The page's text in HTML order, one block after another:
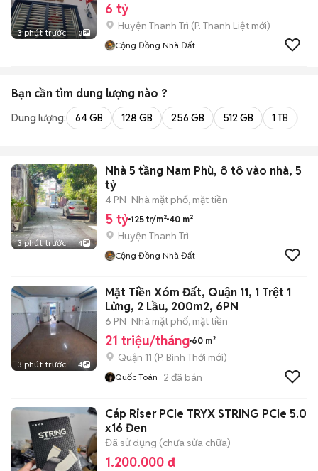
3 phút trước 3
6 tỷ
Huyện Thanh Trì (P. Thanh Liệt mới)
Cộng Đồng Nhà Đất
Bạn cần tìm dung lượng nào ?
Dung lượng: 64 GB 128 GB 256 GB 512 GB 1 TB
3 phút trước 4
Nhà 5 tầng Nam Phù, ô tô vào nhà, 5
tỷ
4 PN Nhà mặt phố, mặt tiền
5 tỷ 125 tr/m² 40 m²
Huyện Thanh Trì
Cộng Đồng Nhà Đất
3 phút trước 4
Mặt Tiền Xóm Đất, Quận 11, 1 Trệt 1
Lửng, 2 Lầu, 200m2, 6PN
6 PN Nhà mặt phố, mặt tiền
21 triệu/tháng 60 m²
Quận 11 (P. Bình Thới mới)
Quốc Toán 2 đã bán
Cáp Riser PCIe TRYX STRING PCIe 5.0
x16 Đen
Đã sử dụng (chưa sửa chữa)
1.200.000 đ